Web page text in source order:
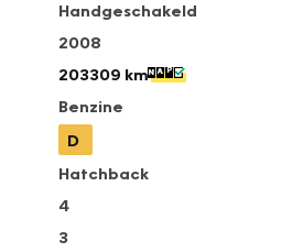
Handgeschakeld
2008
203309 km
Benzine
D
Hatchback
4
3